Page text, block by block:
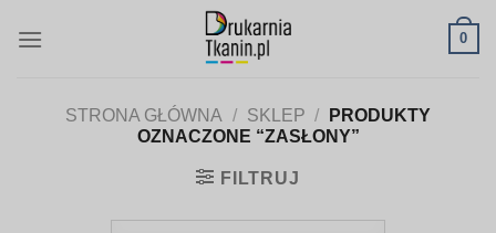
0
STRONA GŁÓWNA / SKLEP /
PRODUKTY
OZNACZONE “ZASŁONY”
FILTRUJ